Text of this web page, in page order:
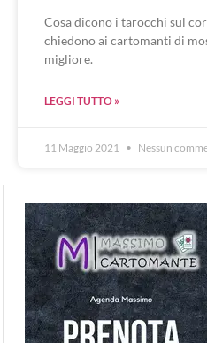
Cosa dicono i tarocchi sul
chiedono ai cartomanti di
migliore.
LEGGI TUTTO »
11 Maggio 2021 Nessun